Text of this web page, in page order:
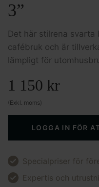
3”
Det här stilrena
cafébruk och är
lämpligt för
1 150 kr
(Exkl. moms)
LOGGA IN FÖR
Specialpriser för
Expertis och